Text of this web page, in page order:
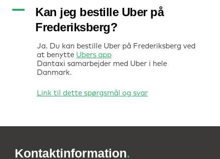
A
Kan jeg bestille Uber på
Frederiksberg?
Ja. Du kan bestille Uber på Frederiksberg ved
at benytte Ubers app
Dantaxi samarbejder med Uber i hele
Danmark.
Kontaktinformation.